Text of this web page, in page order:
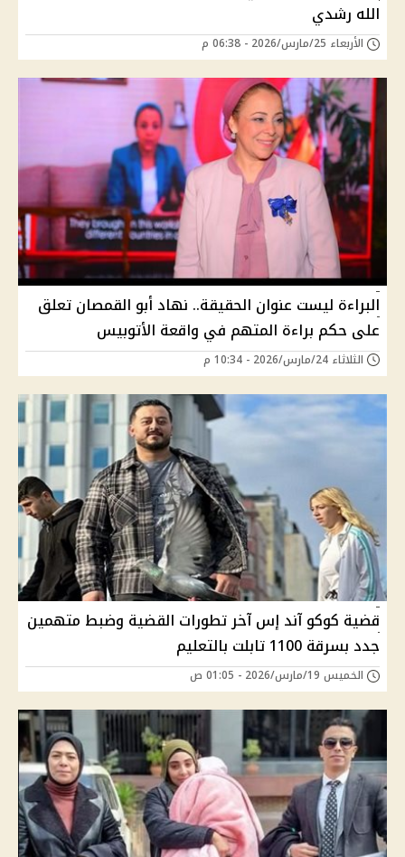
الله رشدي
الأربعاء 25/مارس/2026 - 06:38 م
البراءة ليست عنوان الحقيقة.. نهاد أبو القمصان تعلق
على حكم براءة المتهم في واقعة الأتوبيس
الثلاثاء 24/مارس/2026 - 10:34 م
قضية كوكو آند إس آخر تطورات القضية وضبط متهمين
جدد بسرقة 1100 تابلت بالتعليم
الخميس 19/مارس/2026 - 01:05 ص